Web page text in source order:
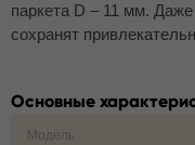
паркета D – 11 мм.
сохранят
Основные
Модель